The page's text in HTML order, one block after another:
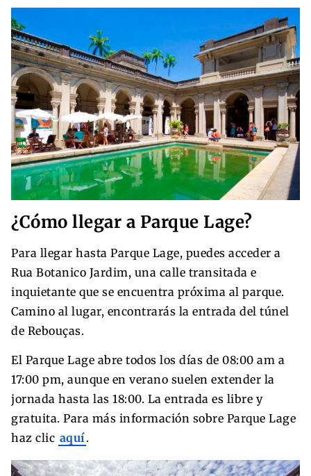
¿Cómo llegar a Parque Lage?
Para llegar hasta Parque Lage, puedes acceder a
Rua Botanico Jardim, una calle transitada e
inquietante que se encuentra próxima al parque.
Camino al lugar, encontrarás la entrada del túnel
de Rebouças.
El Parque Lage abre todos los días de 08:00 am a
17:00 pm, aunque en verano suelen extender la
jornada hasta las 18:00. La entrada es libre y
gratuita. Para más información sobre Parque Lage
haz clic aquí.